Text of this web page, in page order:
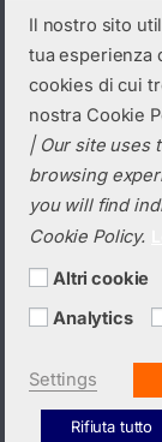
Categorie
Seleziona
Il nostro sito
tua esperienza
cookies di cui
nostra Cookie
| Our site uses
browsing
you will find
Cookie Policy.
Altri cookie
Analytics
Settings
Rifiuta tutto